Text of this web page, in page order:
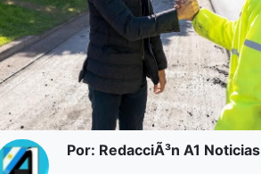
Por: RedacciÃ³n A1 Noticias